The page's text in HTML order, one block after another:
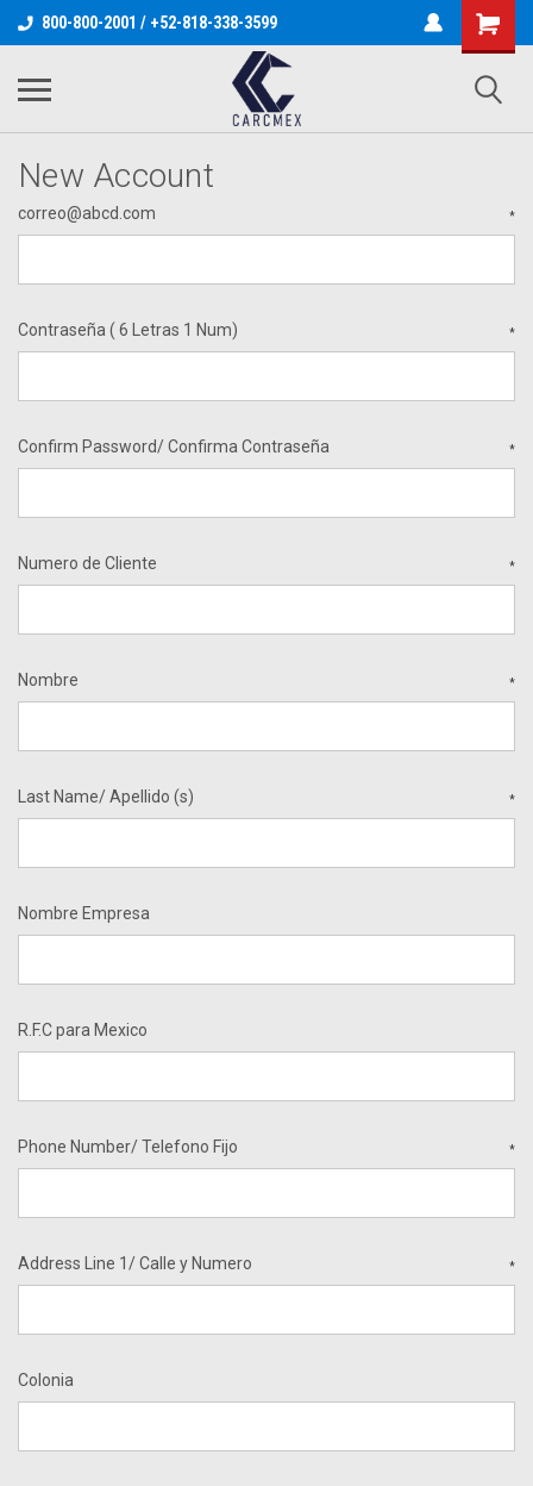
800-800-2001 / +52-818-338-3599
New Account
correo@abcd.com *
Contraseña ( 6 Letras 1 Num) *
Confirm Password/ Confirma Contraseña *
Numero de Cliente *
Nombre *
Last Name/ Apellido (s) *
Nombre Empresa
R.F.C para Mexico
Phone Number/ Telefono Fijo *
Address Line 1/ Calle y Numero *
Colonia